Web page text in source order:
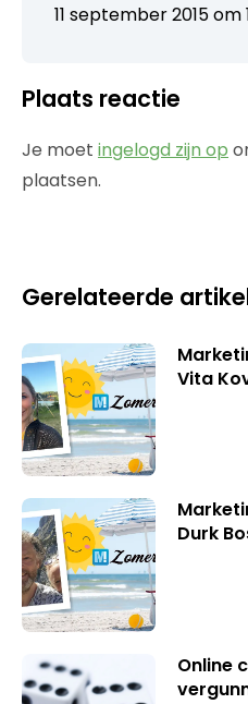
11 september 2015 om
Plaats reactie
Je moet ingelogd zijn op
plaatsen.
Gerelateerde
Vita
Durk
Online